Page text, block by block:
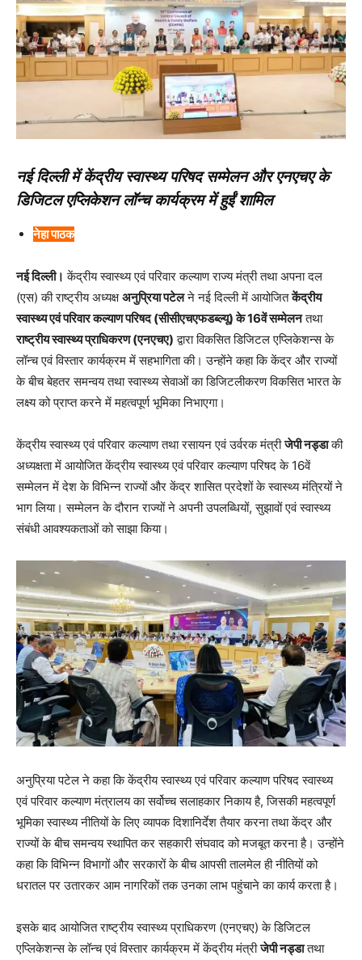
नई दिल्ली में केंद्रीय स्वास्थ्य परिषद सम्मेलन और एनएचए के
डिजिटल एप्लिकेशन लॉन्च कार्यक्रम में हुईं शामिल
नेहा पाठक
नई दिल्ली। केंद्रीय स्वास्थ्य एवं परिवार कल्याण राज्य मंत्री तथा अपना दल
(एस) की राष्ट्रीय अध्यक्षअनुप्रिया पटेलने नई दिल्ली में आयोजितकेंद्रीय
स्वास्थ्य एवं परिवार कल्याण परिषद (सीसीएचएफडब्ल्यू) के 16वें सम्मेलनतथा
राष्ट्रीय स्वास्थ्य प्राधिकरण (एनएचए) द्वारा विकसित डिजिटल एप्लिकेशन्स के
लॉन्च एवं विस्तार कार्यक्रम में सहभागिता की। उन्होंने कहा कि केंद्र और राज्यों
के बीच बेहतर समन्वय तथा स्वास्थ्य सेवाओं का डिजिटलीकरण विकसित भारत के
लक्ष्य को प्राप्त करने में महत्वपूर्ण भूमिका निभाएगा।
केंद्रीय स्वास्थ्य एवं परिवार कल्याण तथा रसायन एवं उर्वरक मंत्रीजेपी नड्डाकी
अध्यक्षता में आयोजित केंद्रीय स्वास्थ्य एवं परिवार कल्याण परिषद के 16वें
सम्मेलन में देश के विभिन्न राज्यों और केंद्र शासित प्रदेशों के स्वास्थ्य मंत्रियों ने
भाग लिया। सम्मेलन के दौरान राज्यों ने अपनी उपलब्धियों, सुझावों एवं स्वास्थ्य
संबंधी आवश्यकताओं को साझा किया।
अनुप्रिया पटेल ने कहा कि केंद्रीय स्वास्थ्य एवं परिवार कल्याण परिषद स्वास्थ्य
एवं परिवार कल्याण मंत्रालय का सर्वोच्च सलाहकार निकाय है, जिसकी महत्वपूर्ण
भूमिका स्वास्थ्य नीतियों के लिए व्यापक दिशानिर्देश तैयार करना तथा केंद्र और
राज्यों के बीच समन्वय स्थापित कर सहकारी संघवाद को मजबूत करना है। उन्होंने
कहा कि विभिन्न विभागों और सरकारों के बीच आपसी तालमेल ही नीतियों को
धरातल पर उतारकर आम नागरिकों तक उनका लाभ पहुंचाने का कार्य करता है।
इसके बाद आयोजित राष्ट्रीय स्वास्थ्य प्राधिकरण (एनएचए) के डिजिटल
एप्लिकेशन्स के लॉन्च एवं विस्तार कार्यक्रम में केंद्रीय मंत्रीजेपी नड्डातथा